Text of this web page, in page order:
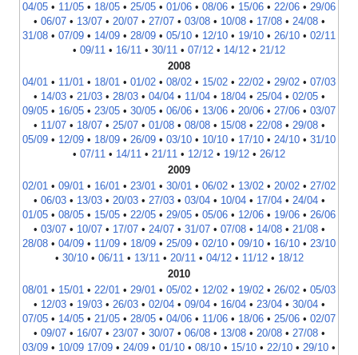
04/05 • 11/05 • 18/05 • 25/05 • 01/06 • 08/06 • 15/06 • 22/06 • 29/06
• 06/07• 13/07• 20/07• 27/07• 03/08• 10/08• 17/08• 24/08•
31/08 • 07/09 • 14/09 • 28/09 • 05/10 • 12/10 • 19/10 • 26/10 • 02/11
• 09/11 • 16/11 • 30/11 • 07/12 • 14/12 • 21/12
2008
04/01 • 11/01 • 18/01 • 01/02 • 08/02 • 15/02 • 22/02 • 29/02 • 07/03
• 14/03• 21/03• 28/03• 04/04• 11/04• 18/04• 25/04• 02/05•
09/05 • 16/05 • 23/05 • 30/05 • 06/06 • 13/06 • 20/06 • 27/06 • 03/07
• 11/07• 18/07• 25/07• 01/08• 08/08• 15/08• 22/08• 29/08•
05/09 • 12/09 • 18/09 • 26/09 • 03/10 • 10/10 • 17/10 • 24/10 • 31/10
• 07/11 • 14/11 • 21/11 • 12/12 • 19/12 • 26/12
2009
02/01 • 09/01 • 16/01 • 23/01 • 30/01 • 06/02 • 13/02 • 20/02 • 27/02
• 06/03• 13/03• 20/03• 27/03• 03/04• 10/04• 17/04• 24/04•
01/05 • 08/05 • 15/05 • 22/05 • 29/05 • 05/06 • 12/06 • 19/06 • 26/06
• 03/07• 10/07• 17/07• 24/07• 31/07• 07/08• 14/08• 21/08•
28/08 • 04/09 • 11/09 • 18/09 • 25/09 • 02/10 • 09/10 • 16/10 • 23/10
• 30/10• 06/11 • 13/11 • 20/11 • 04/12• 11/12• 18/12
2010
08/01 • 15/01 • 22/01 • 29/01 • 05/02 • 12/02 • 19/02 • 26/02 • 05/03
• 12/03• 19/03• 26/03• 02/04• 09/04• 16/04• 23/04• 30/04•
07/05 • 14/05 • 21/05 • 28/05 • 04/06 • 11/06 • 18/06 • 25/06 • 02/07
• 09/07• 16/07• 23/07• 30/07• 06/08• 13/08• 20/08• 27/08•
03/09 • 10/09 17/09 • 24/09 • 01/10 • 08/10 • 15/10 • 22/10 • 29/10 •